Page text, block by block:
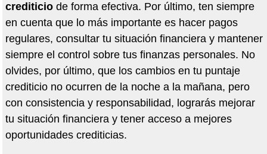
crediticiode forma efectiva. Por ú ltimo, ten siempre
en cuenta que lo más importante es hacer pagos
regulares, consultar tu situación financiera y mantener
siempre el control sobre tus finanzas personales. No
olvides, por ú ltimo, que los cambios en tu puntaje
crediticio no ocurren de la noche a la mañana, pero
con consistencia y responsabilidad, lograrás mejorar
tu situación financiera y tener acceso a mejores
oportunidades crediticias.